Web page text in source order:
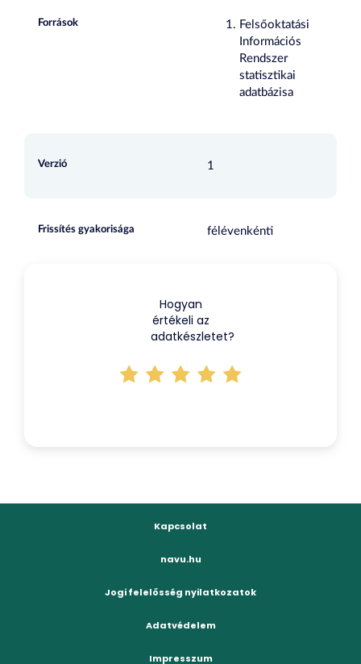
Források
Felsőoktatási
Információs
Rendszer
statisztikai
adatbázisa
Verzió 1
Frissítés gyakorisága félévenkénti
Hogyan
értékeli az
adatkészletet?
Kapcsolat
navu.hu
Jogi felelősség nyilatkozatok
Adatvédelem
Impresszum